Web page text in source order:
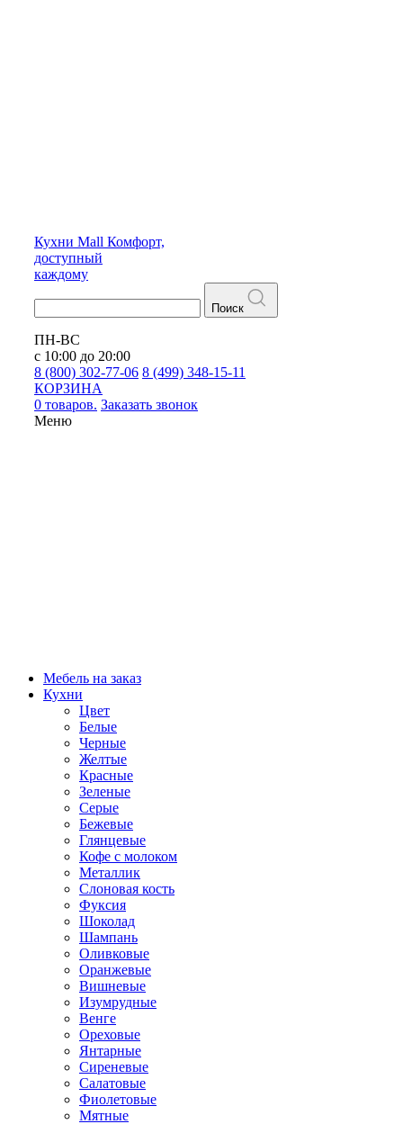
Кухни Mall Комфорт,
доступный
каждому
Поиск
ПН-ВС
с 10:00 до 20:00
8 (800) 302-77-06 8 (499) 348-15-11
КОРЗИНА
0 товаров. Заказать звонок
Меню
Мебель на заказ
Кухни
Цвет
Белые
Черные
Желтые
Красные
Зеленые
Серые
Бежевые
Глянцевые
Кофе с молоком
Металлик
Слоновая кость
Фуксия
Шоколад
Шампань
Оливковые
Оранжевые
Вишневые
Изумрудные
Венге
Ореховые
Янтарные
Сиреневые
Салатовые
Фиолетовые
Мятные